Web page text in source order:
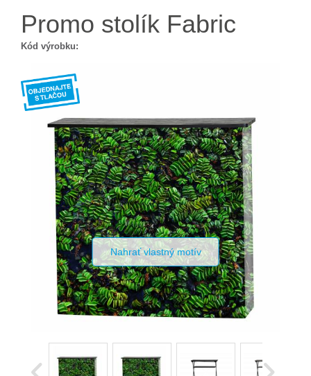
Promo stolík Fabric
Kód výrobku:
Nahrať vlastný motív